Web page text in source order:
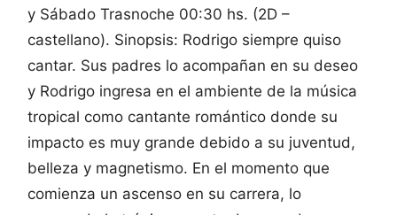
y Sábado Trasnoche 00:30 hs. (2D –
castellano). Sinopsis: Rodrigo siempre quiso
cantar. Sus padres lo acompañan en su deseo
y Rodrigo ingresa en el ambiente de la música
tropical como cantante romántico donde su
impacto es muy grande debido a su juventud,
belleza y magnetismo. En el momento que
comienza un ascenso en su carrera, lo